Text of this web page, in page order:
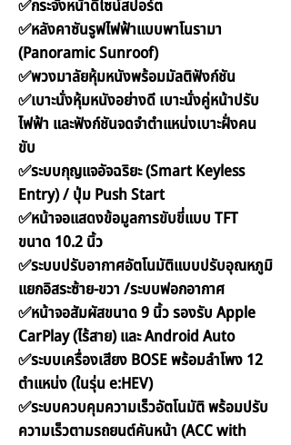
✅กระจังหน้าดีไซน์สปอร์ต
✅หลังคาซันรูฟไฟฟ้าแบบพาโนรามา
(Panoramic Sunroof)
✅พวงมาลัยหุ้มหนังพร้อมมัลติฟังก์ชัน
✅เบาะนั่งหุ้มหนังอย่างดี เบาะนั่งคู่หน้าปรับ
ไฟฟ้า และฟังก์ชันจดจำตำแหน่งเบาะฝั่งคน
ขับ
✅ระบบกุญแจอัจฉริยะ (Smart Keyless
Entry) / ปุ่ม Push Start
✅หน้าจอแสดงข้อมูลการขับขี่แบบ TFT
ขนาด 10.2 นิ้ว
✅ระบบปรับอากาศอัตโนมัติแบบปรับอุณหภูมิ
แยกอิสระซ้าย-ขวา /ระบบฟอกอากาศ
✅หน้าจอสัมผัสขนาด 9 นิ้ว รองรับ Apple
CarPlay (ไร้สาย) และ Android Auto
✅ระบบเครื่องเสียง BOSE พร้อมลำโพง 12
ตำแหน่ง (ในรุ่น e:HEV)
✅ระบบควบคุมความเร็วอัตโนมัติ พร้อมปรับ
ความเร็วตามรถยนต์คันหน้า (ACC with